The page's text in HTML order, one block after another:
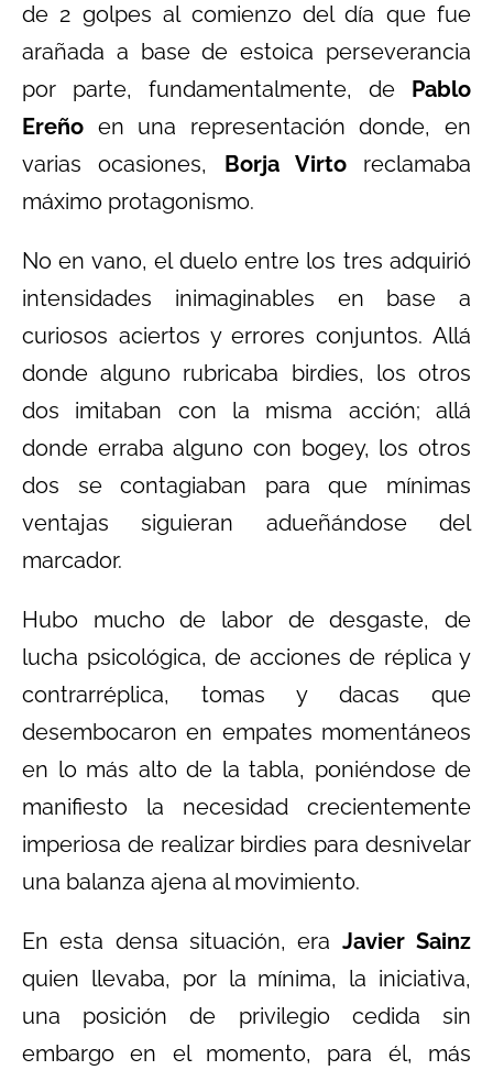
de 2 golpes al comienzo del día que fue
arañada a base de estoica perseverancia
por parte, fundamentalmente, de Pablo
Ereño en una representación donde, en
varias ocasiones, Borja Virtoreclamaba
máximo protagonismo.
No en vano, el duelo entre los tres adquirió
intensidades inimaginables en base a
curiosos aciertos y errores conjuntos. Allá
donde alguno rubricaba birdies, los otros
dos imitaban con la misma acción; allá
donde erraba alguno con bogey, los otros
dos se contagiaban para que mínimas
ventajas siguieran adueñándose del
marcador.
Hubo mucho de labor de desgaste, de
lucha psicológica, de acciones de réplica y
contrarréplica, tomas y dacas que
desembocaron en empates momentáneos
en lo más alto de la tabla, poniéndose de
manifiesto la necesidad crecientemente
imperiosa de realizar birdies para desnivelar
una balanza ajena al movimiento.
En esta densa situación, era Javier Sainz
quien llevaba, por la mínima, la iniciativa,
una posición de privilegio cedida sin
embargo en el momento, para él, más